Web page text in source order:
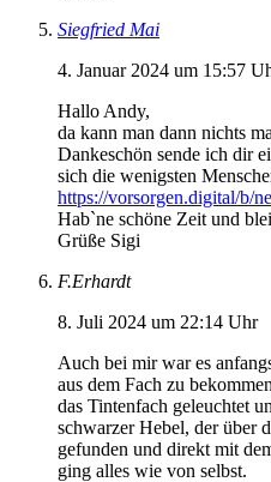
Siegfried Mai
4. Januar 2024 um 15:57
Hallo Andy,
da kann man dann nichts
Dankeschön sende ich dir
sich die wenigsten
https://vorsorgen.digital/b/
Hab`ne schöne Zeit und
Grüße Sigi
F.Erhardt
8. Juli 2024 um 22:14 Uhr
Auch bei mir war es
aus dem Fach zu
das Tintenfach geleuchtet
schwarzer Hebel, der über
gefunden und direkt mit
ging alles wie von selbst.